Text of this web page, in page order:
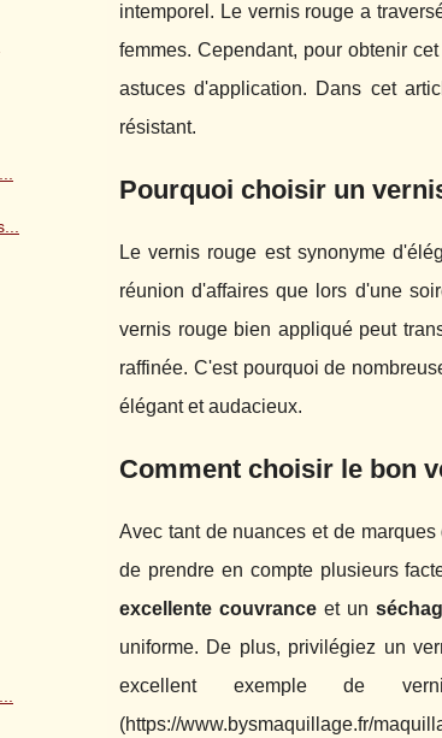
intemporel. Le vernis rouge a
femmes. Cependant, pour obtenir
astuces d'application. Dans cet
résistant.
Pourquoi choisir un
Le vernis rouge est synonyme
réunion d'affaires que lors d'une
vernis rouge bien appliqué peut
raffinée. C'est pourquoi de
élégant et audacieux.
Comment choisir le bon
Avec tant de nuances et de
de prendre en compte plusieurs
excellente couvranceet un
uniforme. De plus, privilégiez un
excellent exemple de
(https://www.bysmaquillage.fr/